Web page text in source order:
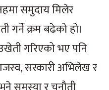
समुदाय मिलेर
गर्ने क्रम बढेको हो।
गरिएको भए पनि
सरकारी अभिलेख र